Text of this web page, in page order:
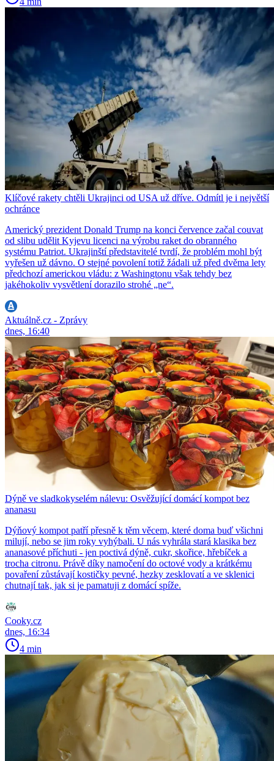
Klíčové rakety chtěli Ukrajinci od USA už dříve. Odmítl je i největší
ochránce
Americký prezident Donald Trump na konci července začal couvat
od slibu udělit Kyjevu licenci na výrobu raket do obranného
systému Patriot. Ukrajinští představitelé tvrdí, že problém mohl být
vyřešen už dávno. O stejné povolení totiž žádali už před dvěma lety
předchozí americkou vládu: z Washingtonu však tehdy bez
jakéhokoliv vysvětlení dorazilo strohé „ne“.
Aktuálně.cz - Zprávy
dnes, 16:40
Dýně ve sladkokyselém nálevu: Osvěžující domácí kompot bez
ananasu
Dýňový kompot patří přesně k těm věcem, které doma buď všichni
milují, nebo se jim roky vyhýbali. U nás vyhrála stará klasika bez
ananasové příchuti - jen poctivá dýně, cukr, skořice, hřebíček a
trocha citronu. Právě díky namočení do octové vody a krátkému
povaření zůstávají kostičky pevné, hezky zesklovatí a ve sklenici
chutnají tak, jak si je pamatuji z domácí spíže.
Cooky.cz
dnes, 16:34
4 min